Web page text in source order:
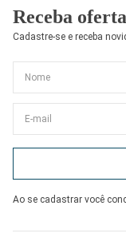
Receba
Cadastre-se e receba
Ao se cadastrar você